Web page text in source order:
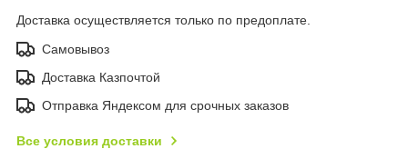
Доставка осуществляется только по предоплате.
Самовывоз
Доставка Казпочтой
Отправка Яндексом для срочных заказов
Все условия доставки